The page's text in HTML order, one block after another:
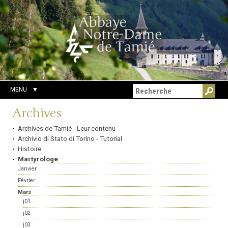
Aller
au
contenu.
|
Aller
à
la
navigation
Outils
personnels
Chercher par
Recherche
avancée…
MENU
Navigation
Archives
Archives de Tamié - Leur contenu
Archivio di Stato di Torino - Tutorial
Histoire
Martyrologe
Janvier
Février
Mars
j01
j02
j03